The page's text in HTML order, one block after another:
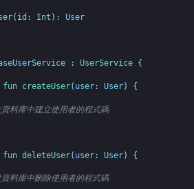
( id : Int ) : User
: UserService {
fun createUser( user: User) {
料庫中建立使用者的程式碼
fun deleteUser( user: User) {
料庫中刪除使用者的程式碼